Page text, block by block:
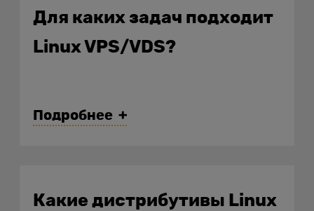
Для каких задач подходит
Linux VPS/VDS?
Подробнее
Какие дистрибутивы Linux